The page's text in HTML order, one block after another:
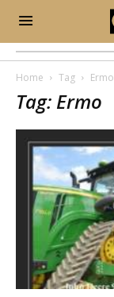
Home Tag Ermo
Tag: Ermo